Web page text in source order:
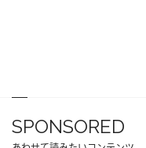
SPONSORED